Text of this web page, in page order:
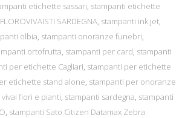
etichette sassari, stampanti etichette
SARDEGNA, stampanti ink jet,
olbia, stampanti onoranze funebri,
ortofrutta, stampanti per card, stampanti
per etichette Cagliari, stampanti per etichette
etichette stand alone, stampanti per onoranze
fiori e pianti, stampanti sardegna, stampanti
, stampanti Sato Citizen Datamax Zebra